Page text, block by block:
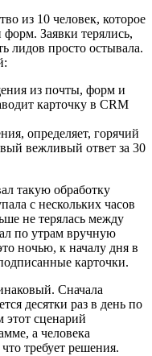
из 10 человек, которое
Заявки терялись,
лидов просто остывала.
из почты, форм и
карточку в CRM
определяет, горячий
вежливый ответ за 30
такую обработку
с нескольких часов
не терялась между
по утрам вручную
ночью, к началу дня в
карточки.
Сначала
десятки раз в день по
сценарий
а человека
требует решения.